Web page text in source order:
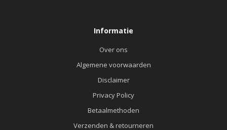
Informatie
Over ons
Algemene voorwaarden
Disclaimer
Privacy Policy
Betaalmethoden
Verzenden & retourneren